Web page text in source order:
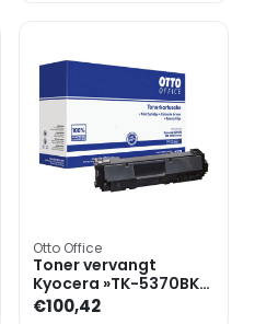
Otto Office
Toner vervangt
Kyocera »TK-5370BK«
zwart
€100,42